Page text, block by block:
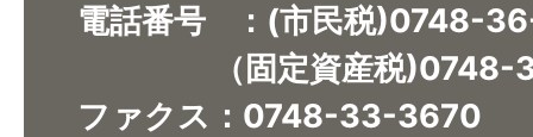
電話番号 ：(市民税)0748-
（固定資産税)0748-
ファクス：0748-33-3670​​​​​​​